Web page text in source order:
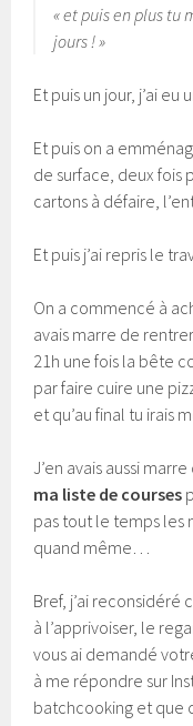
« et puis en plus tu
jours ! »
Et puis un jour, j’ai eu
Et puis on a
de surface, deux fois
cartons à défaire,
Et puis j’ai repris le
On a commencé à
avais marre de
21h une fois la bête
par faire cuire une
et qu’au final tu irais
J’en avais aussi
ma liste de courses
pas tout le temps les
quand même…
Bref, j’ai reconsidéré
à l’apprivoiser, le
vous ai demandé
à me répondre sur
batchcooking et que